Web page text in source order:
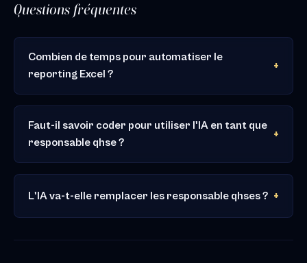
Questions fréquentes
Combien de temps pour automatiser le
reporting Excel ?
Faut-il savoir coder pour utiliser l'IA en tant que
responsable qhse ?
L'IA va-t-elle remplacer les responsable qhses ?